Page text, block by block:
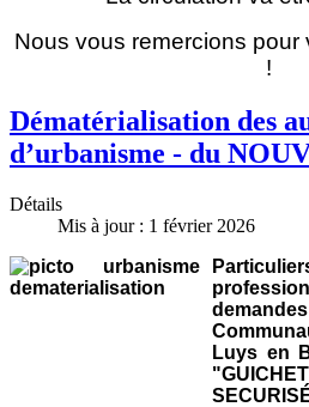
Nous vous remercions pour
!
Dématérialisation des
d’urbanisme - du
Détails
Mis à jour : 1 février 2026
Luys en